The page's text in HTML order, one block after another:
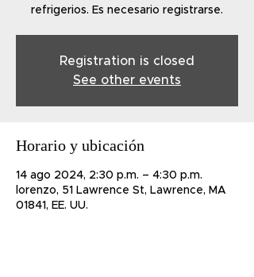
refrigerios. Es necesario registrarse.
Registration is closed
See other events
Horario y ubicación
14 ago 2024, 2:30 p.m. – 4:30 p.m.
lorenzo, 51 Lawrence St, Lawrence, MA
01841, EE. UU.